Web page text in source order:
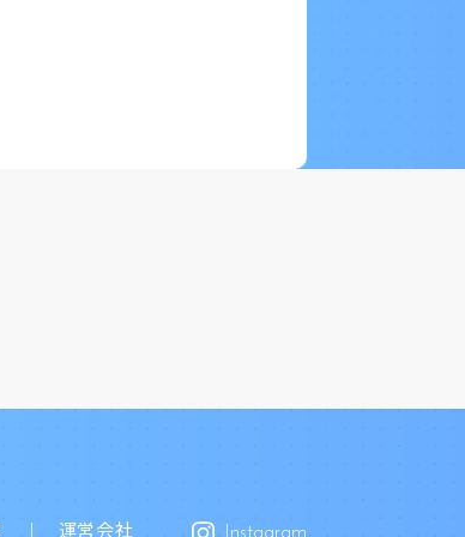
運営会社 Instagram